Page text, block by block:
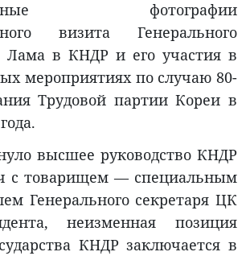
фотографии
визита Генерального
Лама в КНДР и его участия в
мероприятиях по случаю 80-
Трудовой партии Кореи в
высшее руководство КНДР
с товарищем — специальным
Генерального секретаря ЦК
неизменная позиция
КНДР заключается в